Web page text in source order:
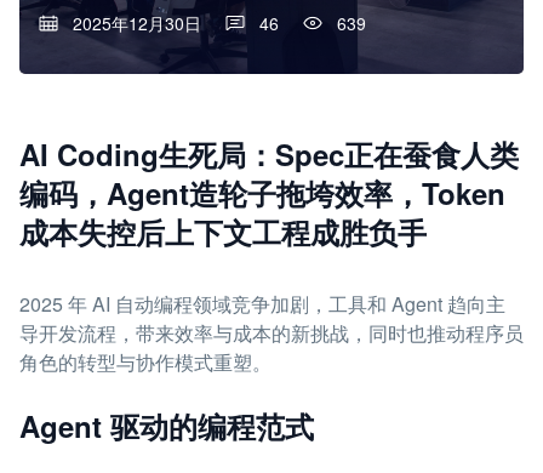
2025年12月30日 46 639
AI Coding生死局：Spec正在蚕食人类
编码，Agent造轮子拖垮效率，Token
成本失控后上下文工程成胜负手
2025 年 AI 自动编程领域竞争加剧，工具和 Agent 趋向主
导开发流程，带来效率与成本的新挑战，同时也推动程序员
角色的转型与协作模式重塑。
Agent 驱动的编程范式